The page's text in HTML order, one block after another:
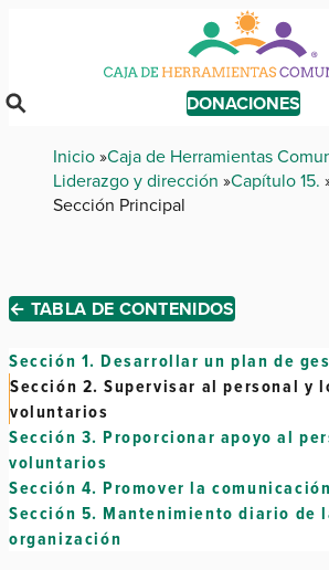
content
DONACIONES
Breadcrumb
Inicio Caja de Herramientas
Liderazgo y dirección Capítulo 15.
Sección Principal
← TABLA DE CONTENIDOS
Sección 1. Desarrollar un plan de
Sección 2. Supervisar al personal y
voluntarios
Sección 3. Proporcionar apoyo al
voluntarios
Sección 4. Promover la
Sección 5. Mantenimiento diario de
organización